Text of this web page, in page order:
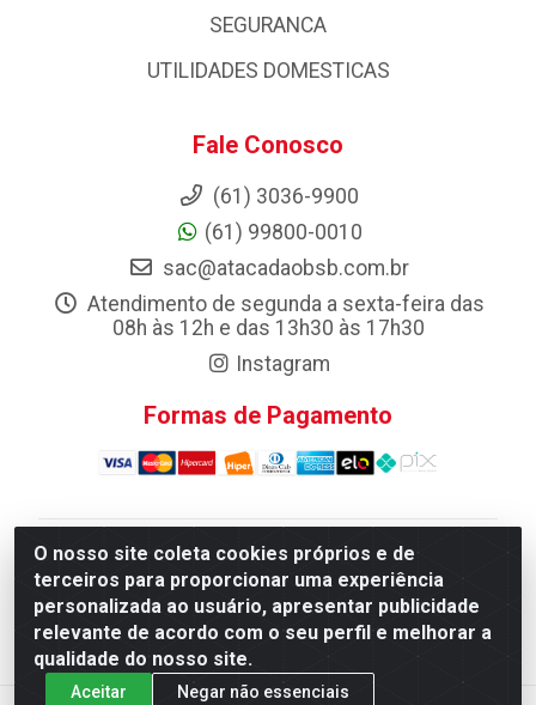
O nosso site coleta cookies próprios e de
terceiros para proporcionar uma experiência
personalizada ao usuário, apresentar publicidade
relevante de acordo com o seu perfil e melhorar a
qualidade do nosso site.
Aceitar Negar não essenciais
SEGURANCA
UTILIDADES DOMESTICAS
Fale Conosco
(61) 3036-9900
(61) 99800-0010
sac@atacadaobsb.com.br
Atendimento de segunda a sexta-feira das
08h às 12h e das 13h30 às 17h30
Instagram
Formas de Pagamento
Atacadao da Limpeza F. Pereira Queiroz Comercio e
Distribuicao LTDA - Quadra Qi 10 Lotes 39 e, 41 - Setor
Industrial (Taguatinga), Brasília/DF - CEP 72.135-100 -
CNPJ 13.184.675/0001-80